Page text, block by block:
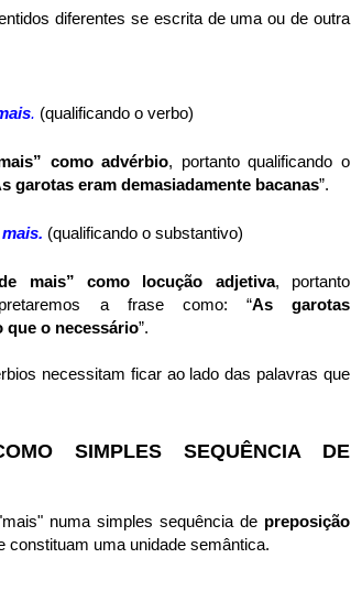
diferentes se escrita de uma ou de outra
. (qualificando o verbo)
como advérbio, portanto qualificando o
garotas eram demasiadamente bacanas”.
(qualificando o substantivo)
mais” como locução adjetiva, portanto
a frase como: “As garotas
que o necessário”.
necessitam ficar ao lado das palavras que
SIMPLES SEQUÊNCIA DE
numa simples sequência de preposição
constituam uma unidade semântica.